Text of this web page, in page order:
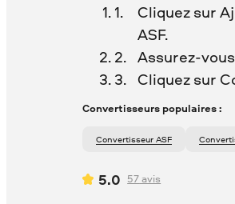
Cliquez sur
ASF.
Assurez-
Cliquez sur
Convertisseurs populaires :
Convertisseur ASF
5.0 57 avis